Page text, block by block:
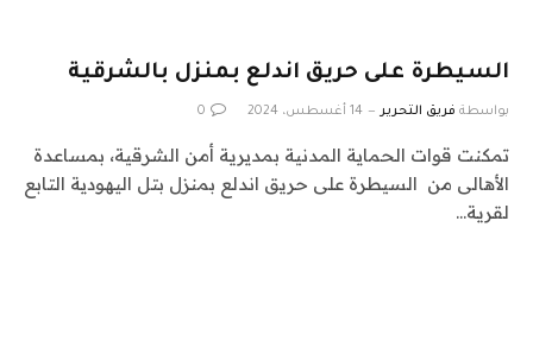
السيطرة على حريق اندلع بمنزل بالشرقية
بواسطة فريق التحرير 14 أغسطس، 2024 0
تمكنت قوات الحماية المدنية بمديرية أمن الشرقية، بمساعدة
الأهالى من السيطرة على حريق اندلع بمنزل بتل اليهودية التابع
لقرية…